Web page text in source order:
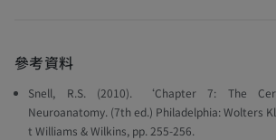
參考資料
Snell, R.S. (2010). ‘Chapter 7: The
Neuroanatomy. (7th ed.) Philadelphia: Wolters
t Williams & Wilkins, pp. 255-256.